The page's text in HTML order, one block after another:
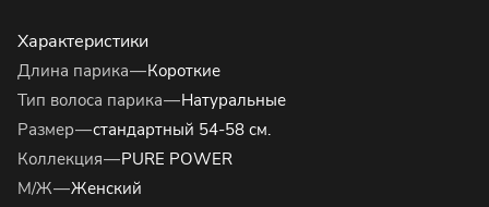
Характеристики
Длина парика—Короткие
Тип волоса парика—Натуральные
Размер—стандартный 54-58 см.
Коллекция—PURE POWER
М/Ж—Женский